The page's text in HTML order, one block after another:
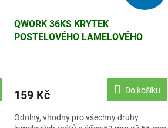
QWORK 36KS KRYTEK
POSTELOVÉHO LAMELOVÉHO
159 Kč Do košíku
Odolný, vhodný pro všechny druhy